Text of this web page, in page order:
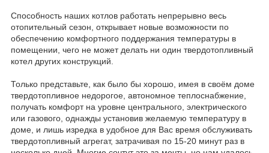
Способность наших котлов работать непрерывно весь
отопительный сезон, открывает новые возможности по
обеспечению комфортного поддержания температуры в
помещении, чего не может делать ни один твердотопливный
котел других конструкций.
Только представьте, как было бы хорошо, имея в своём доме
твердотопливное недорогое, автономное теплоснабжение,
получать комфорт на уровне центрального, электрического
или газового, однажды установив желаемую температуру в
доме, и лишь изредка в удобное для Вас время обслуживать
твердотопливный агрегат, затрачивая по 15-20 минут раз в